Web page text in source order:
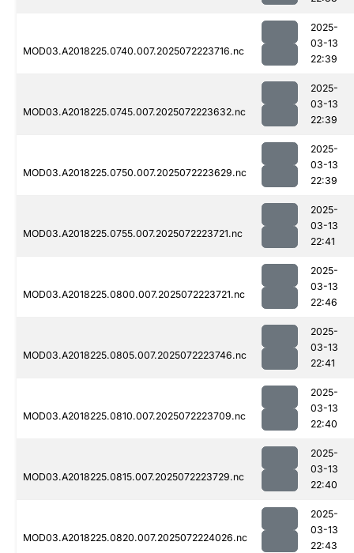
MOD03.A2018225.0740.007.2025072223716.nc
2025-
03-13
22:39
MOD03.A2018225.0745.007.2025072223632.nc
2025-
03-13
22:39
MOD03.A2018225.0750.007.2025072223629.nc
2025-
03-13
22:39
MOD03.A2018225.0755.007.2025072223721.nc
2025-
03-13
22:41
MOD03.A2018225.0800.007.2025072223721.nc
2025-
03-13
22:46
MOD03.A2018225.0805.007.2025072223746.nc
2025-
03-13
22:41
MOD03.A2018225.0810.007.2025072223709.nc
2025-
03-13
22:40
MOD03.A2018225.0815.007.2025072223729.nc
2025-
03-13
22:40
MOD03.A2018225.0820.007.2025072224026.nc
2025-
03-13
22:43